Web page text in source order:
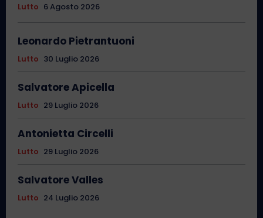
Lutto 6 Agosto 2026
Leonardo Pietrantuoni
Lutto 30 Luglio 2026
Salvatore Apicella
Lutto 29 Luglio 2026
Antonietta Circelli
Lutto 29 Luglio 2026
Salvatore Valles
Lutto 24 Luglio 2026